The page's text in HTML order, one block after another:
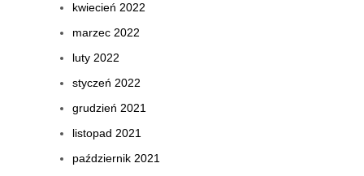
kwiecień 2022
marzec 2022
luty 2022
styczeń 2022
grudzień 2021
listopad 2021
październik 2021